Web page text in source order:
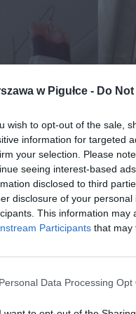
w Pigułce - Do
wish to opt-out of the sale,
information for targeted
your selection. Please
seeing interest-based
disclosed to third
disclosure of your personal
This information may
Participants that may
Personal Data Processing Opt
zaczęło się pierw od
gorączki i pod pierzyna
przeziębienie strasznie mnie